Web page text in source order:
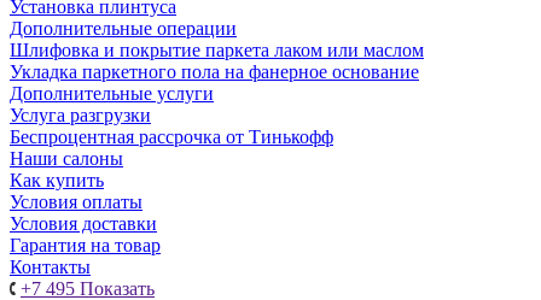
Установка плинтуса
Дополнительные операции
Шлифовка и покрытие паркета лаком или маслом
Укладка паркетного пола на фанерное основание
Дополнительные услуги
Услуга разгрузки
Беспроцентная рассрочка от Тинькофф
Наши салоны
Как купить
Условия оплаты
Условия доставки
Гарантия на товар
Контакты
+7 495 Показать